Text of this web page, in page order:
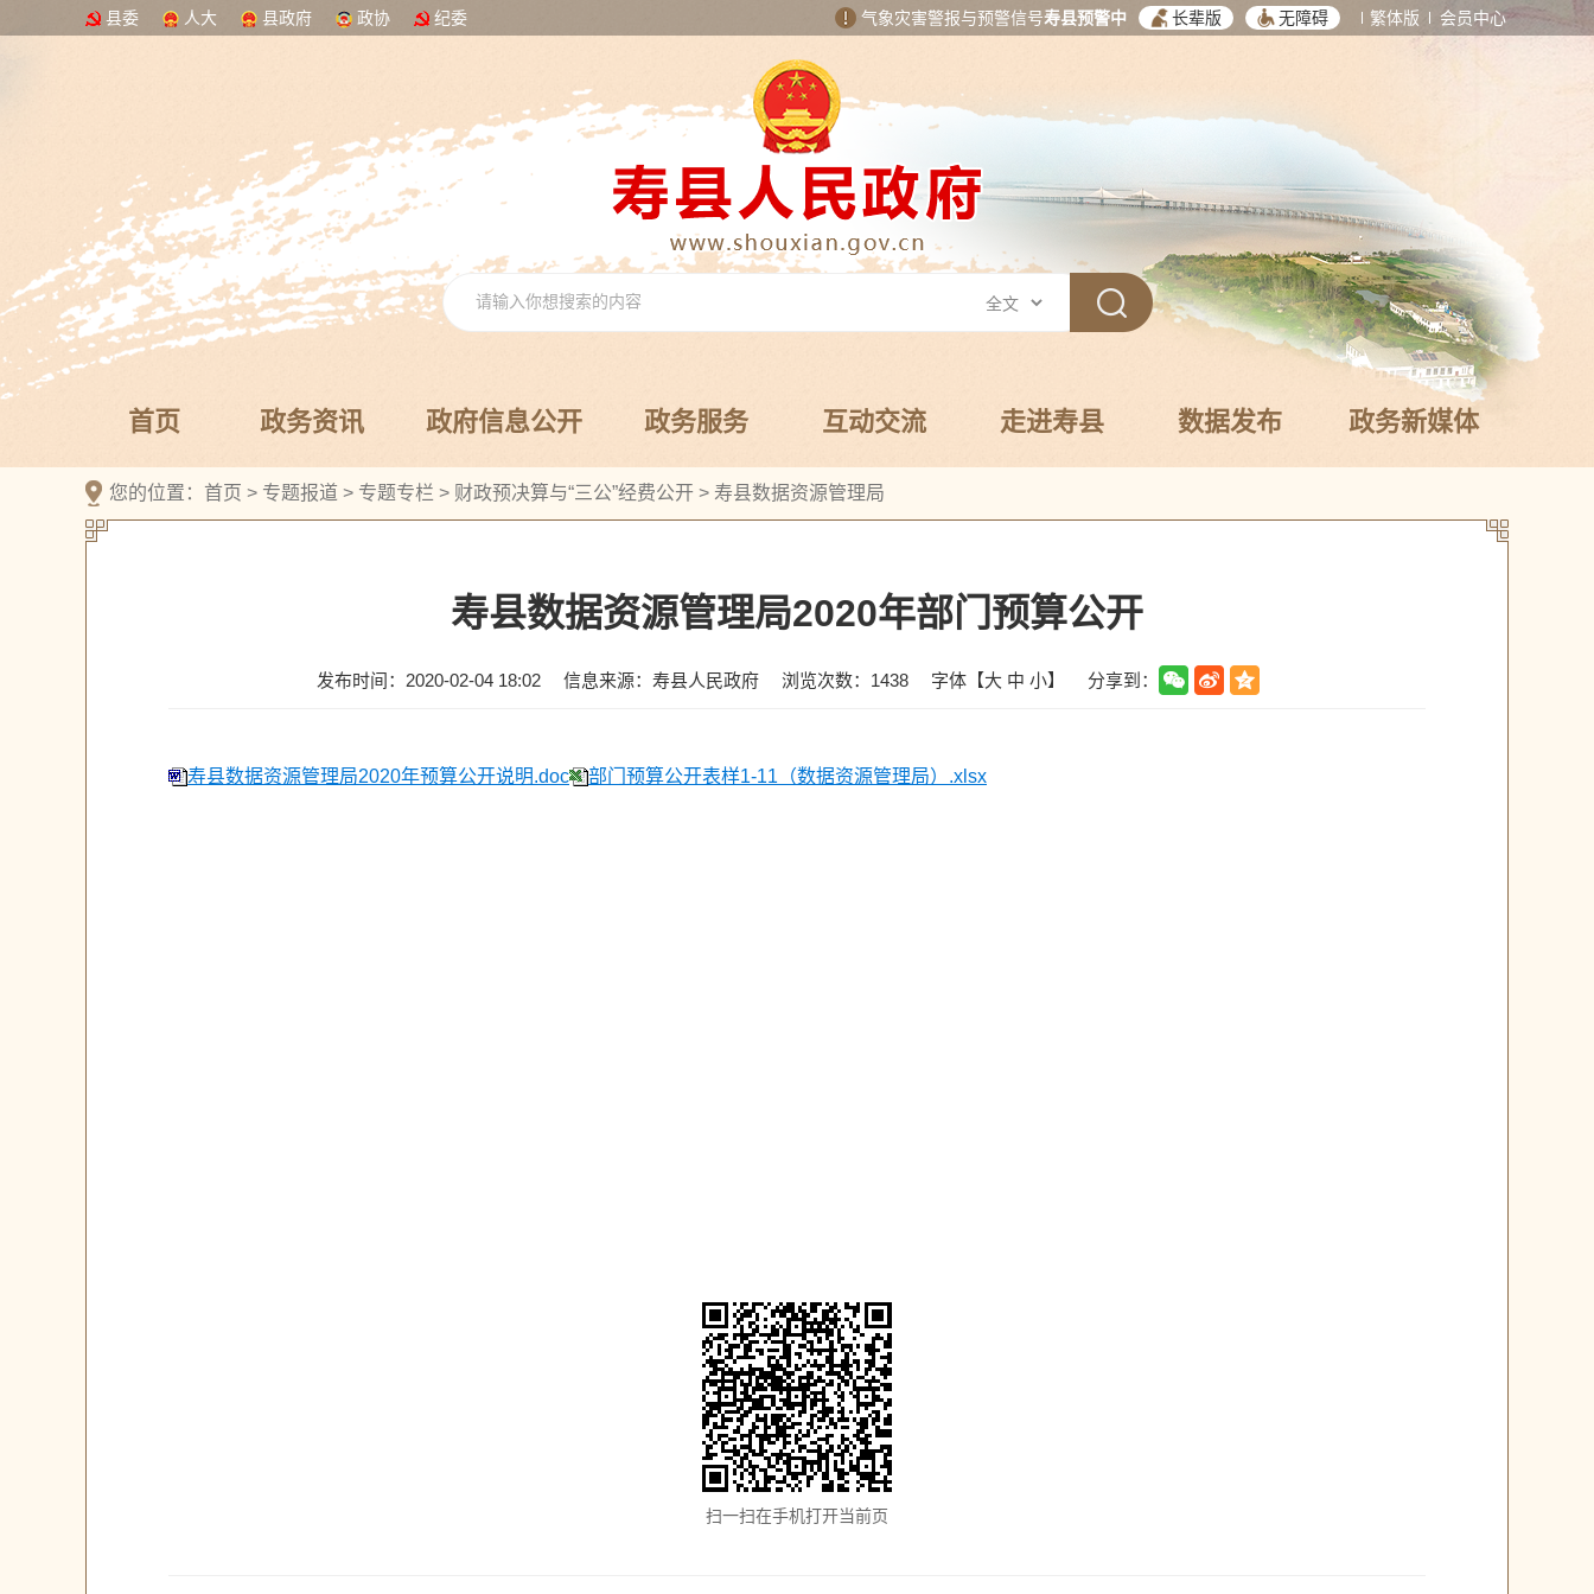
县委 人大 县政府 政协 纪委 气象灾害警报与预警信号寿县预警中 长辈版 无障碍 繁体版 会员中心
首页 政务资讯 政府信息公开 政务服务 互动交流 走进寿县 数据发布 政务新媒体
您的位置： 首页 > 专题报道 > 专题专栏 > 财政预决算与“三公”经费公开 > 寿县数据资源管理局
寿县数据资源管理局2020年部门预算公开
发布时间：2020-02-04 18:02 信息来源：寿县人民政府 浏览次数： 1438 字体【大 中 小】 分享到：
寿县数据资源管理局2020年预算公开说明.doc 部门预算公开表样1-11（数据资源管理局）.xlsx
扫一扫在手机打开当前页